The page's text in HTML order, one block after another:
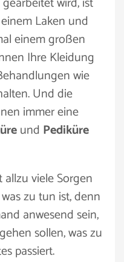
Laken und
einem großen
Ihre Kleidung
wie
Und die
immer eine
und Pediküre
viele Sorgen
zu tun ist, denn
anwesend sein,
sollen, was zu
passiert.